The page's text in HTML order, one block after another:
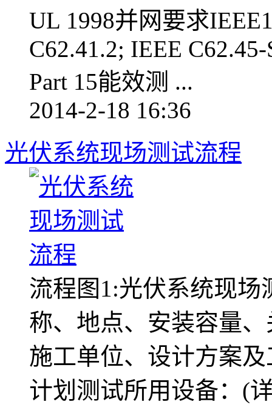
UL 1998并网要求
C62.41.2; IEEE
Part 15能效测 ...
2014-2-18 16:36
光伏系统现场测试流程
流程图1:光伏系统现
称、地点、安装容量
施工单位、设计方案
计划测试所用设备：(